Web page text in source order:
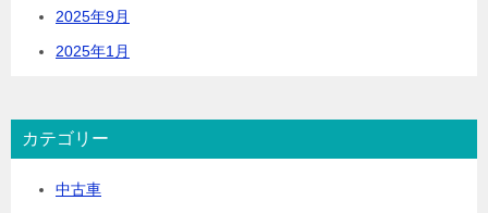
2025年9月
2025年1月
カテゴリー
中古車